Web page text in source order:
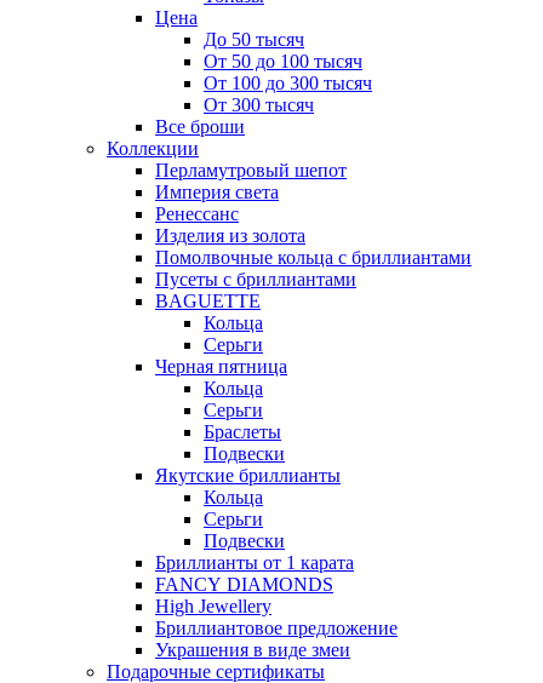
Цена
До 50 тысяч
От 50 до 100 тысяч
От 100 до 300 тысяч
От 300 тысяч
Все броши
Коллекции
Перламутровый шепот
Империя света
Ренессанс
Изделия из золота
Помолвочные кольца с бриллиантами
Пусеты с бриллиантами
BAGUETTE
Кольца
Серьги
Черная пятница
Кольца
Серьги
Браслеты
Подвески
Якутские бриллианты
Кольца
Серьги
Подвески
Бриллианты от 1 карата
FANCY DIAMONDS
High Jewellery
Бриллиантовое предложение
Украшения в виде змеи
Подарочные сертификаты